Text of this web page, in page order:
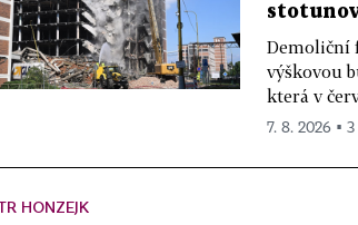
Demoliční
výškovou
která v
7. 8. 2026 ▪
HONZEJK